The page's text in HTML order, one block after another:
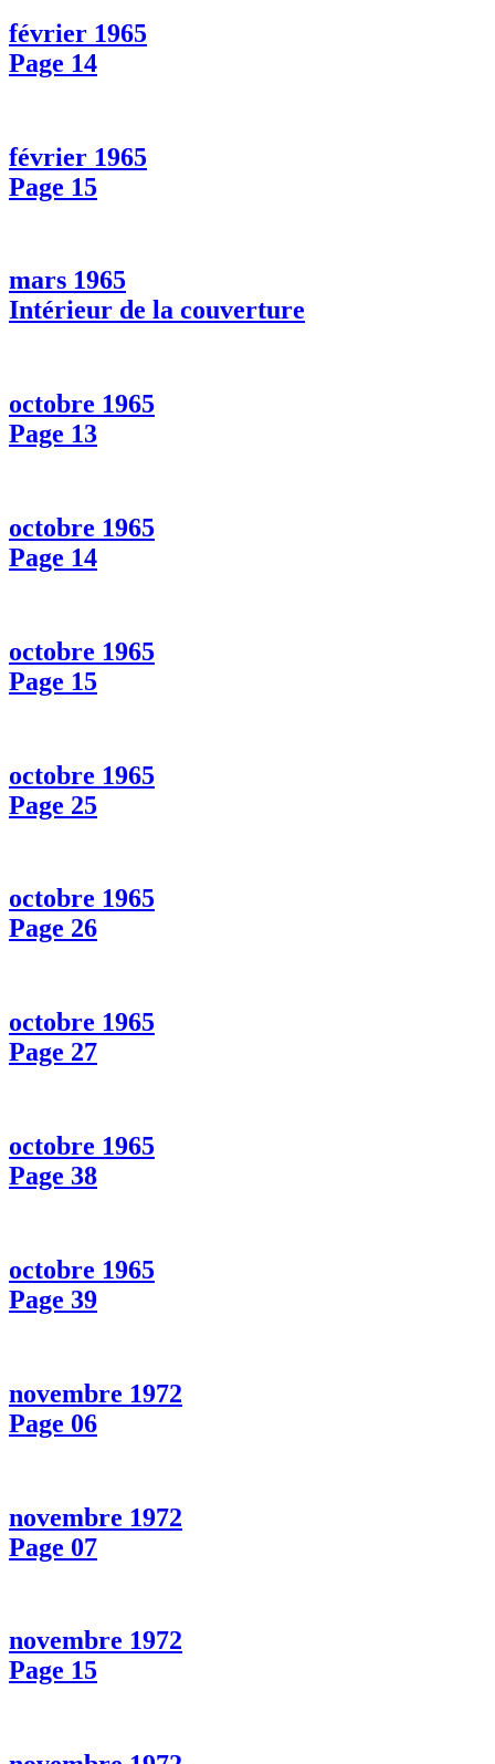
février 1965
Page 14
février 1965
Page 15
mars 1965
Intérieur de la couverture
octobre 1965
Page 13
octobre 1965
Page 14
octobre 1965
Page 15
octobre 1965
Page 25
octobre 1965
Page 26
octobre 1965
Page 27
octobre 1965
Page 38
octobre 1965
Page 39
novembre 1972
Page 06
novembre 1972
Page 07
novembre 1972
Page 15